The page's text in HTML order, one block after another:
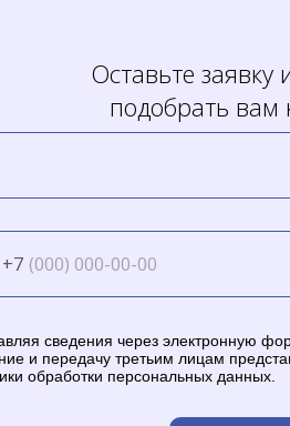
+7
сведения через электронную
и передачу третьим лицам
обработки персональных данных.
Оставьте
подобрать